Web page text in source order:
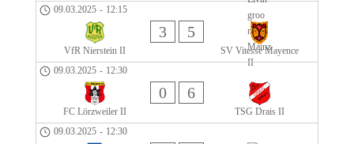
09.03.2025 - 12:15
VfR Nierstein II
3 5
SV Vitesse Mayence
09.03.2025 - 12:30
FC Lörzweiler II
0 6
TSG Drais II
09.03.2025 - 12:30